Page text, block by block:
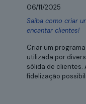
06/11/2025
Saiba como criar
encantar clientes!
Criar um
utilizada por
sólida de clientes.
fidelização